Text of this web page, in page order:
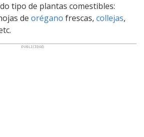
tipo de plantas comestibles:
de orégano frescas, collejas,